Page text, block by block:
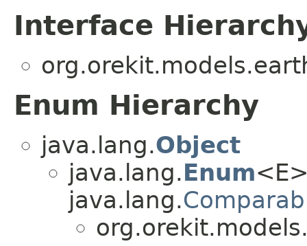
Interface
Enum Hierarchy
java.lang.Object
java.lang.Enum
java.lang.